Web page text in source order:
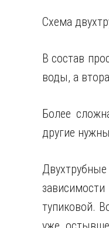
Схема
В состав
воды, а
Более
другие
тупиковой.